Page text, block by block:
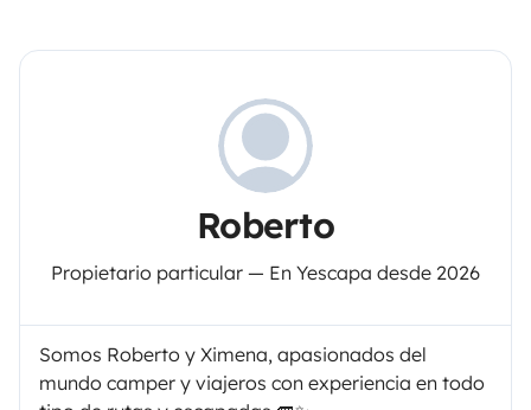
Roberto
Propietario particular — En Yescapa desde 2026
Somos Roberto y Ximena, apasionados del
mundo camper y viajeros con experiencia en todo